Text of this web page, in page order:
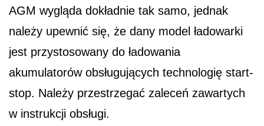
AGM wygląda dokładnie tak samo, jednak
należy upewnić się, że dany model ładowarki
jest przystosowany do ładowania
akumulatorów obsługujących technologię start-
stop. Należy przestrzegać zaleceń zawartych
w instrukcji obsługi.